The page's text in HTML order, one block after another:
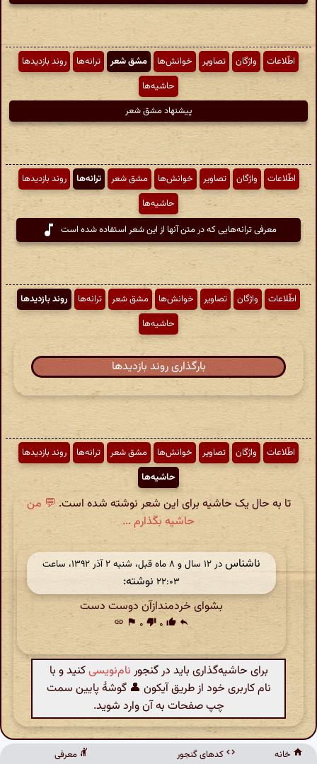
اطّلاعات واژگان تصاویر خوانش‌ها مشق شعر ترانه‌ها
روند بازدیدها
حاشیه‌ها
پیشنهاد مشق شعر
اطّلاعات واژگان تصاویر خوانش‌ها مشق شعر ترانه‌ها
روند بازدیدها
حاشیه‌ها
معرفی ترانه‌هایی که در متن آنها از این شعر استفاده شده است
اطّلاعات واژگان تصاویر خوانش‌ها مشق شعر ترانه‌ها
روند بازدیدها
حاشیه‌ها
بارگذاری روند بازدیدها
اطّلاعات واژگان تصاویر خوانش‌ها مشق شعر ترانه‌ها
روند بازدیدها
حاشیه‌ها
تا به حال یک حاشیه برای این شعر نوشته شده است. 💬 من
حاشیه بگذارم ...
ناشناس
در ‫۱۲ سال و ۸ ماه قبل، شنبه ۲ آذر ۱۳۹۲، ساعت
۲۲:۰۳ نوشته:
بشوای خردمندازآن دوست دست
reply
thumb_up ۰ thumb_down ۰ flag
link
برای حاشیه‌گذاری باید در گنجور نام‌نویسیکنید و با
نام کاربری خود از طریق آیکون 👤 گوشهٔ پایین سمت
چپ صفحات به آن وارد شوید.
خانه کدهای گنجور معرفی